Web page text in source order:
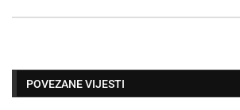
POVEZANE VIJESTI